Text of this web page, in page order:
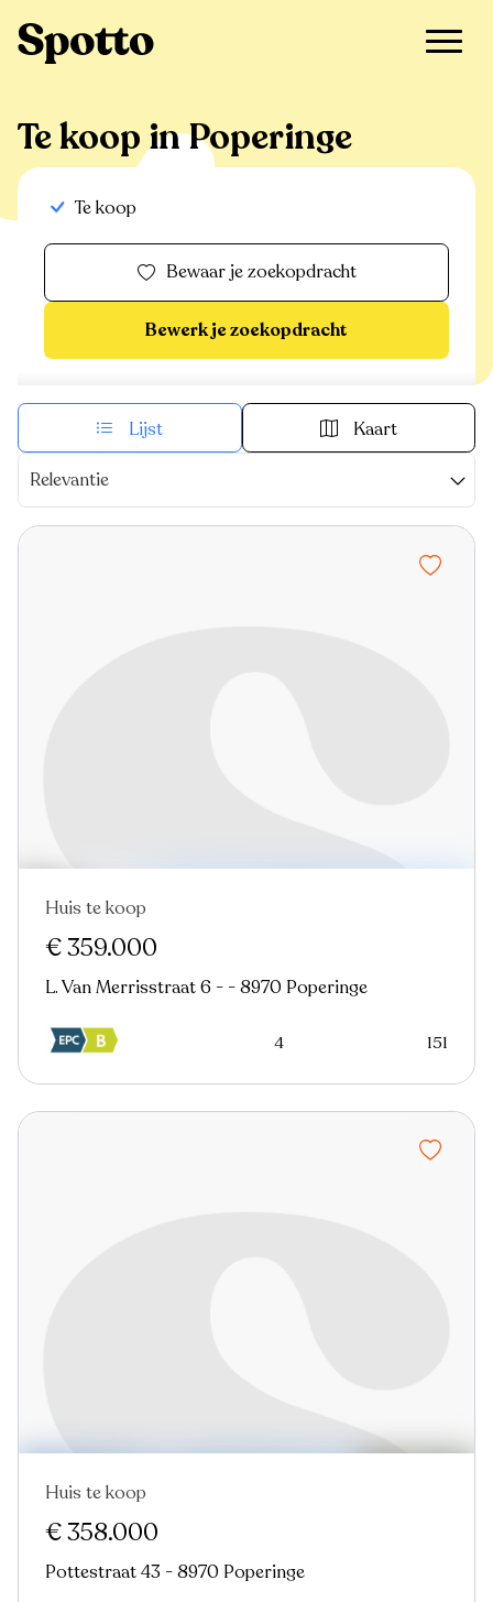
Te koop in Poperinge
Te koop
Bewaar je zoekopdracht
Bewerk je zoekopdracht
Lijst Kaart
Relevantie
Nieuw
Huis te koop
€ 359.000
L. Van Merrisstraat 6 - - 8970 Poperinge
4 151
Nieuw
Huis te koop
€ 358.000
Pottestraat 43 - 8970 Poperinge